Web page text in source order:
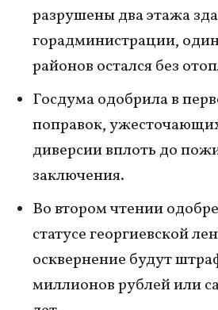
разрушены два этажа
горадминистрации,
районов остался без
Госдума одобрила в
поправок,
диверсии вплоть до
заключения.
Во втором чтении
статусе георгиевской
осквернение будут
миллионов рублей или